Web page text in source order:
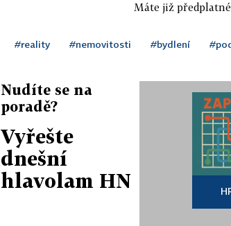
Máte již
#reality #nemovitosti #bydlení
Nudíte se na
poradě?
Vyřešte
dnešní
hlavolam HN